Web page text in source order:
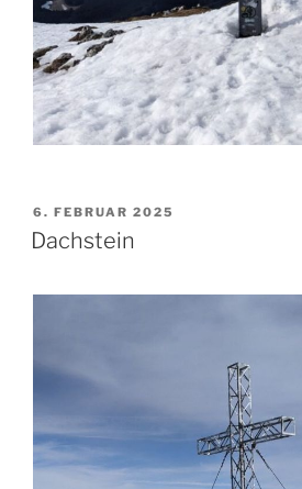
VERÖFFENTLICHT
AM
6. FEBRUAR 2025
Dachstein